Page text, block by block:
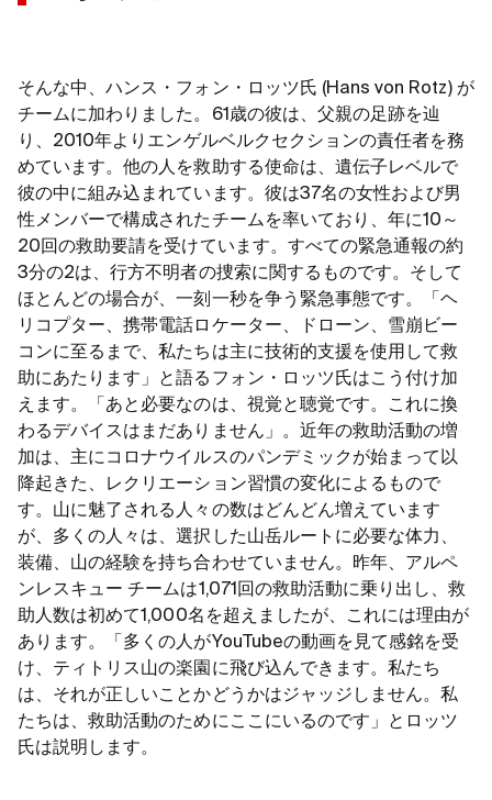
そんな中、ハンス・フォン・ロッツ氏 (Hans von Rotz) が
チームに加わりました。61歳の彼は、父親の足跡を辿
り、2010年よりエンゲルベルクセクションの責任者を務
めています。他の人を救助する使命は、遺伝子レベルで
彼の中に組み込まれています。彼は37名の女性および男
性メンバーで構成されたチームを率いており、年に10～
20回の救助要請を受けています。すべての緊急通報の約
3分の2は、行方不明者の捜索に関するものです。そして
ほとんどの場合が、一刻一秒を争う緊急事態です。「ヘ
リコプター、携帯電話ロケーター、ドローン、雪崩ビー
コンに至るまで、私たちは主に技術的支援を使用して救
助にあたります」と語るフォン・ロッツ氏はこう付け加
えます。「あと必要なのは、視覚と聴覚です。これに換
わるデバイスはまだありません」。近年の救助活動の増
加は、主にコロナウイルスのパンデミックが始まって以
降起きた、レクリエーション習慣の変化によるもので
す。山に魅了される人々の数はどんどん増えています
が、多くの人々は、選択した山岳ルートに必要な体力、
装備、山の経験を持ち合わせていません。昨年、アルペ
ンレスキュー チームは1,071回の救助活動に乗り出し、救
助人数は初めて1,000名を超えましたが、これには理由が
あります。「多くの人がYouTubeの動画を見て感銘を受
け、ティトリス山の楽園に飛び込んできます。私たち
は、それが正しいことかどうかはジャッジしません。私
たちは、救助活動のためにここにいるのです」とロッツ
氏は説明します。